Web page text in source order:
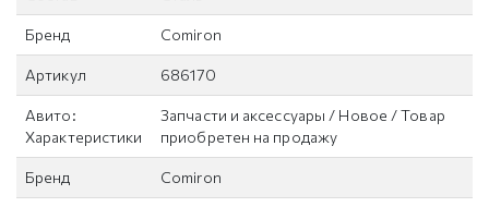
Бренд Comiron
Артикул 686170
Авито:
Характеристики
Запчасти и аксессуары / Новое / Товар
приобретен на продажу
Бренд Comiron